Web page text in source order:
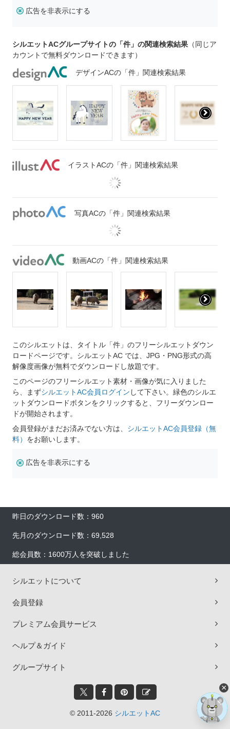
広告を非表示にする
シルエットACグループサイトの「件」の関連検索結果 （同じア
カウントで無料ダウンロードできます）
デザインACの「件」関連検索結果
イラストACの「件」関連検索結果
写真ACの「件」関連検索結果
動画ACの「件」関連検索結果
このシルエットは、タイトル「件」のフリーシルエットダウン
ロードページです。シルエットAC では、JPG・PNG形式の高
解像度画像が無料でダウンロードし放題です。
このページのフリーシルエット素材・画像が気に入りました
ら、まずシルエットAC会員ログイン して下さい。緑色のシルエ
ットダウンロードボタンをクリックすると、フリーダウンロー
ドが開始されます。
会員登録がまだお済みでない方は、 シルエットAC会員登録（無
料） をお願いします。
広告を非表示にする
昨日のダウンロード数：960
先月のダウンロード数：69,528
総会員数：1600万人を突破しました
シルエットについて
会員登録
プレミアム会員サービス
ヘルプ＆ガイド
グループサイト
© 2011-2026 シルエットAC
×